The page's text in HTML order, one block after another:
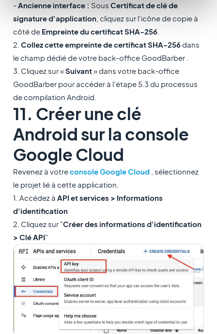
- Ancienne interface : Sous Certificat de clé de
signature d'application, cliquez sur l'icône de copie à
côté de Empreinte du certificat SHA-256.
2. Collez cette empreinte de certificat SHA-256dans
le champ dédié de votre back-office GoodBarber .
3. Cliquez sur «Suivant» dans votre back-office
GoodBarber pour accéder à l'étape 5.3 du processus
de compilation Android.
11. Créer une clé
Android sur la console
Google Cloud
Revenez à votreconsole Google Cloud, sélectionnez
le projet lié à cette application.
1. Accédez à API et services > Informations
d'identification
2. Cliquez sur "Créer des informations d'identification
> Clé API"